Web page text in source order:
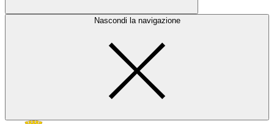
Nascondi la navigazione